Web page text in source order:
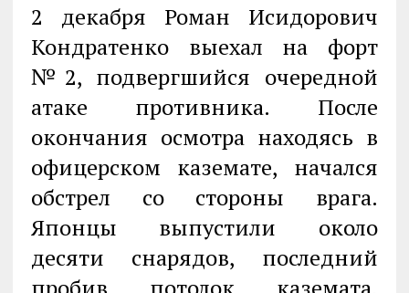
2 декабря Роман Исидорович
Кондратенко выехал на форт
№2, подвергшийся очередной
атаке противника. После
окончания осмотра находясь в
офицерском каземате, начался
обстрел со стороны врага.
Японцы выпустили около
десяти снарядов, последний